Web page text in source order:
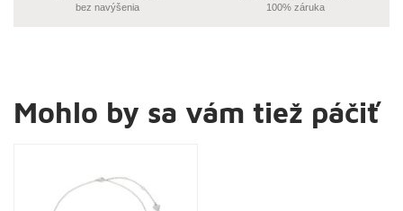
bez navýšenia 100% záruka
Mohlo by sa vám tiež páčiť